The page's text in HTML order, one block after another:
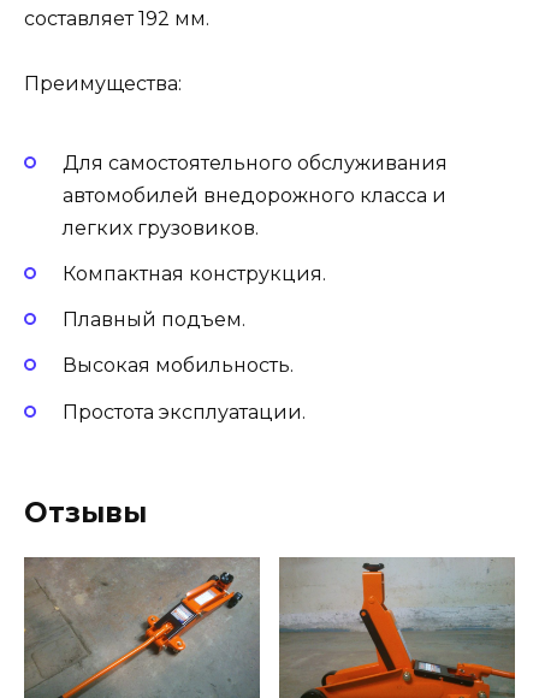
составляет 192 мм.
Преимущества:
Для самостоятельного обслуживания
автомобилей внедорожного класса и
легких грузовиков.
Компактная конструкция.
Плавный подъем.
Высокая мобильность.
Простота эксплуатации.
Отзывы